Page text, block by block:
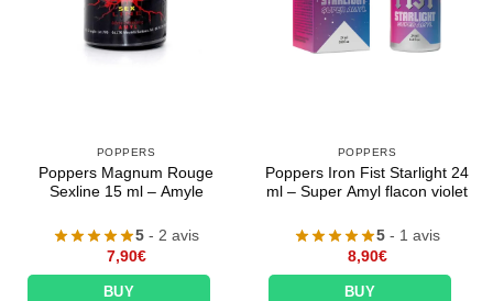
POPPERS
Poppers Magnum Rouge
Sexline 15 ml – Amyle
5 - 2 avis
7,90€
BUY
POPPERS
Poppers Iron Fist Starlight 24
ml – Super Amyl flacon violet
5 - 1 avis
8,90€
BUY